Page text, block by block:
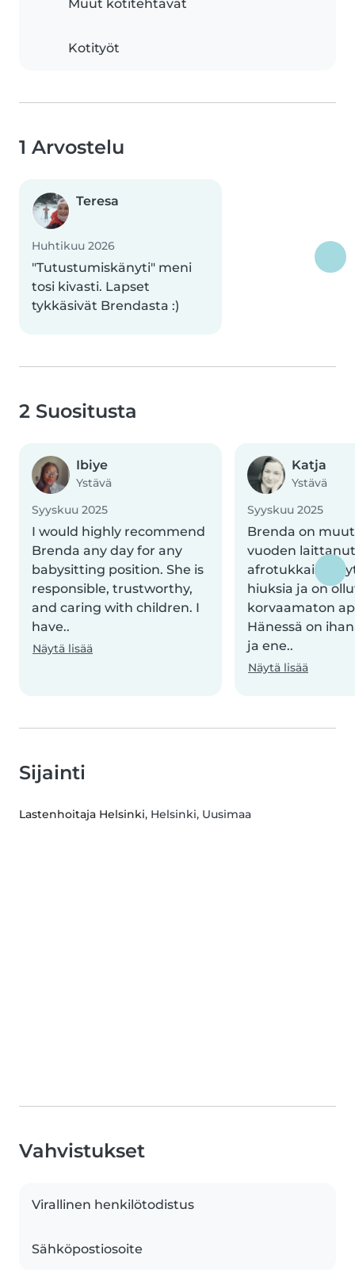
Muut kotitehtävät
Kotityöt
1 Arvostelu
Teresa
Huhtikuu 2026
"Tutustumiskänyti" meni
tosi kivasti. Lapset
tykkäsivät Brendasta :)
2 Suositusta
Ibiye
Ystävä
Syyskuu 2025
I would highly recommend
Brenda any day for any
babysitting position. She is
responsible, trustworthy,
and caring with children. I
have..
Näytä lisää
Katja
Ystävä
Syyskuu 2025
Brenda on
vuoden laittanut
afrotukkaisen
hiuksia ja on
korvaamaton
Hänessä on
ja ene..
Näytä lisää
Sijainti
Lastenhoitaja Helsinki, Helsinki, Uusimaa
Vahvistukset
Virallinen henkilötodistus
Sähköpostiosoite